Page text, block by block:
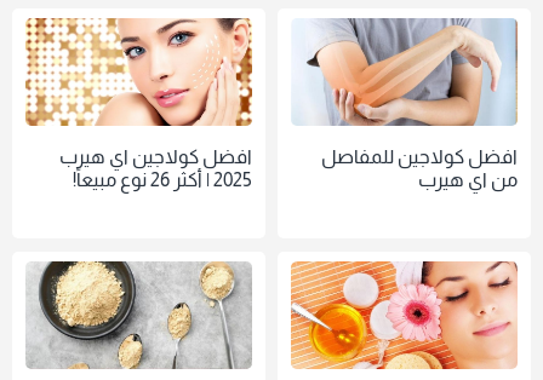
افضل كولاجين للمفاصل
من اي هيرب
افضل كولاجين اي هيرب
2025 | أكثر 26 نوع مبيعاً!